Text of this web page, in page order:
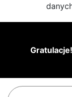
Gratulacje!